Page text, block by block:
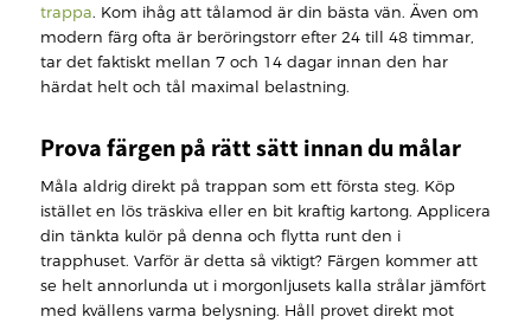
trappa. Kom ihåg att tålamod är din bästa vän. Även om
modern färg ofta är beröringstorr efter 24 till 48 timmar,
tar det faktiskt mellan 7 och 14 dagar innan den har
härdat helt och tål maximal belastning.
Prova färgen på rätt sätt innan du målar
Måla aldrig direkt på trappan som ett första steg. Köp
istället en lös träskiva eller en bit kraftig kartong. Applicera
din tänkta kulör på denna och flytta runt den i
trapphuset. Varför är detta så viktigt? Färgen kommer att
se helt annorlunda ut i morgonljusets kalla strålar jämfört
med kvällens varma belysning. Håll provet direkt mot